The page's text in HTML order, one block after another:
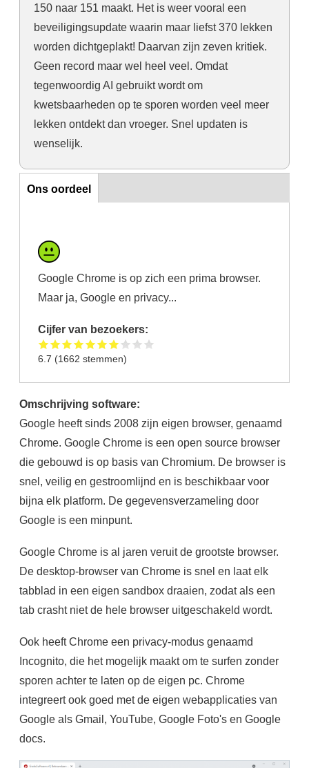
150 naar 151 maakt. Het is weer vooral een
beveiligingsupdate waarin maar liefst 370 lekken
worden dichtgeplakt! Daarvan zijn zeven kritiek.
Geen record maar wel heel veel. Omdat
tegenwoordig AI gebruikt wordt om
kwetsbaarheden op te sporen worden veel meer
lekken ontdekt dan vroeger. Snel updaten is
wenselijk.
Ons oordeel
Ons oordeel
Google Chrome is op zich een prima browser.
Maar ja, Google en privacy...
Cijfer van bezoekers:
6.7 (1662 stemmen)
Omschrijving software:
Google heeft sinds 2008 zijn eigen browser, genaamd
Chrome. Google Chrome is een open source browser
die gebouwd is op basis van Chromium. De browser is
snel, veilig en gestroomlijnd en is beschikbaar voor
bijna elk platform. De gegevensverzameling door
Google is een minpunt.
Google Chrome is al jaren veruit de grootste browser.
De desktop-browser van Chrome is snel en laat elk
tabblad in een eigen sandbox draaien, zodat als een
tab crasht niet de hele browser uitgeschakeld wordt.
Ook heeft Chrome een privacy-modus genaamd
Incognito, die het mogelijk maakt om te surfen zonder
sporen achter te laten op de eigen pc. Chrome
integreert ook goed met de eigen webapplicaties van
Google als Gmail, YouTube, Google Foto's en Google
docs.